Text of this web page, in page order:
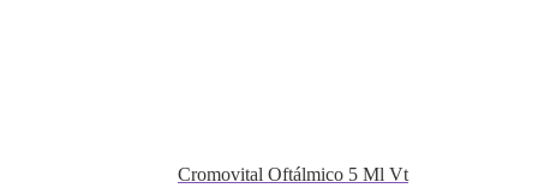
Cromovital Oftálmico 5 Ml Vt